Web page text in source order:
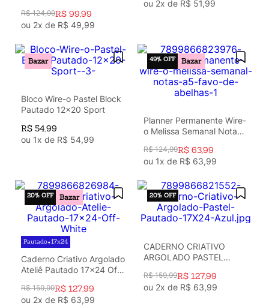
R$ 124,99R$ 9999
ou 2x de R$ 49,99
ou 2x de R$ 51,99
Bazar
Bloco Wire-o Pastel Block
Pautado 12x20 Sport
R$ 54,99
ou 1x de R$ 54,99
49% OFF Bazar
Planner Permanente Wire-
o Melissa Semanal Notas
R$ 124,99R$ 63,99
ou 1x de R$ 63,99
20% OFF Bazar
Pautado•17x24
Caderno Criativo Argolado
Ateliê Pautado 17x24 Off
R$ 159,99R$ 127,99
ou 2x de R$ 63,99
20% OFF
CADERNO CRIATIVO
ARGOLADO PASTEL
R$ 159,99R$ 127,99
ou 2x de R$ 63,99